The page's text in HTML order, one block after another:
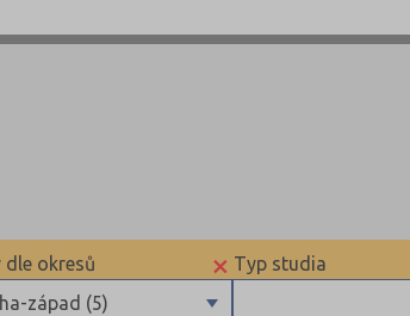
Typ studia
×
západ (5)
dle okresů